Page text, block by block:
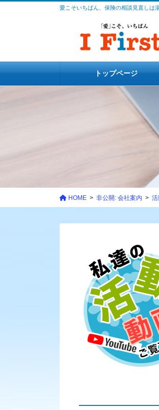
愛こそいちばん、保険の相談見直しは
トップページ
HOME 非公開: 会社案内